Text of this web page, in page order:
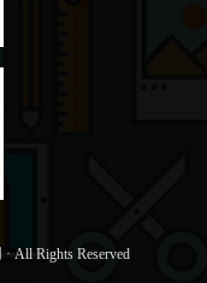
· All Rights Reserved